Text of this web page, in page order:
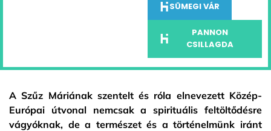
SÜMEGI VÁR
PANNON
CSILLAGDA
A Szűz Máriának szentelt és róla elnevezett Közép-
Európai útvonal nemcsak a spirituális feltöltődésre
vágyóknak, de a természet és a történelmünk iránt